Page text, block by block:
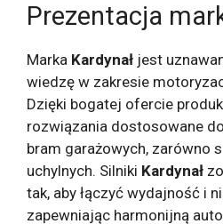
Prezentacja
Marka Kardynał jest
wiedzę w zakresie
Dzięki bogatej ofercie
rozwiązania dostosowane
bram garażowych, zarówno
uchylnych. Silniki Kardynał
tak, aby łączyć wydajność i
zapewniając harmonijną